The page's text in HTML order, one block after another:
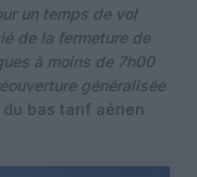
un temps de vol
de la fermeture de
à moins de 7h00
généralisée
bas tarif aérien